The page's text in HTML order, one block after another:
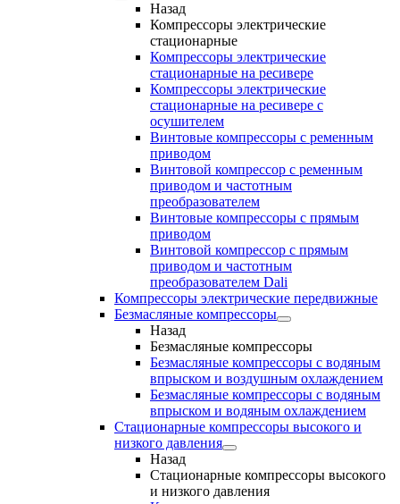
Назад
Компрессоры электрические
стационарные
Компрессоры электрические
стационарные на ресивере
Компрессоры электрические
стационарные на ресивере с
осушителем
Винтовые компрессоры с ременным
приводом
Винтовой компрессор с ременным
приводом и частотным
преобразователем
Винтовые компрессоры с прямым
приводом
Винтовой компрессор с прямым
приводом и частотным
преобразователем Dali
Компрессоры электрические передвижные
Безмасляные компрессоры
Назад
Безмасляные компрессоры
Безмасляные компрессоры с водяным
впрыском и воздушным охлаждением
Безмасляные компрессоры с водяным
впрыском и водяным охлаждением
Стационарные компрессоры высокого и
низкого давления
Назад
Стационарные компрессоры высокого
и низкого давления